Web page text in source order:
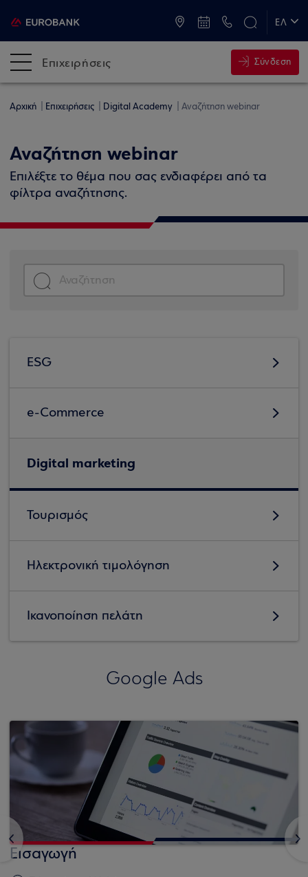
ΕΛ
Επιχειρήσεις Σύνδεση
Αρχική Επιχειρήσεις Digital Academy Αναζήτηση webinar
Αναζήτηση webinar
Επιλέξτε το θέμα που σας ενδιαφέρει από τα
φίλτρα αναζήτησης.
ESG
e-Commerce
Digital marketing
Τουρισμός
Ηλεκτρονική τιμολόγηση
Ικανοποίηση πελάτη
Google Ads
<
Εισαγωγή
>